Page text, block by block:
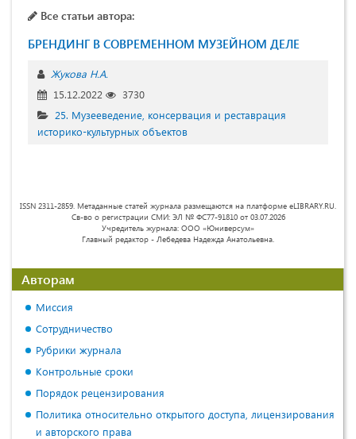
Все статьи автора:
БРЕНДИНГ В СОВРЕМЕННОМ МУЗЕЙНОМ ДЕЛЕ
Жукова Н.А.
15.12.2022
3730
25. Музееведение, консервация и реставрация
историко-культурных объектов
ISSN 2311-2859. Метаданные статей журнала размещаются на платформе eLIBRARY.RU.
Св-во о регистрации СМИ: ЭЛ № ФС77-91810 от 03.07.2026
Учредитель журнала: ООО «Юниверсум»
Главный редактор - Лебедева Надежда Анатольевна.
Авторам
Миссия
Сотрудничество
Рубрики журнала
Контрольные сроки
Порядок рецензирования
Политика относительно открытого доступа, лицензирования
и авторского права